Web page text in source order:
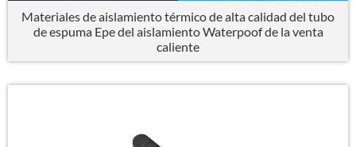
Materiales de aislamiento térmico de alta calidad del tubo
de espuma Epe del aislamiento Waterpoof de la venta
caliente